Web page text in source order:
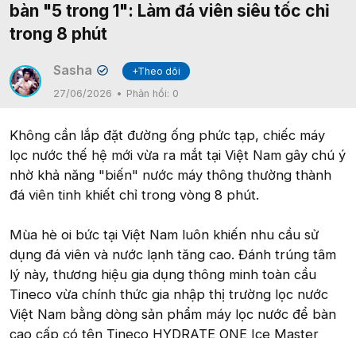
bàn "5 trong 1": Làm đá viên siêu tốc chỉ
trong 8 phút
Sasha ✔
+Theo dõi
27/06/2026
Phản hồi: 0
Không cần lắp đặt đường ống phức tạp, chiếc máy
lọc nước thế hệ mới vừa ra mắt tại Việt Nam gây chú ý
nhờ khả năng "biến" nước máy thông thường thành
đá viên tinh khiết chỉ trong vòng 8 phút.
Mùa hè oi bức tại Việt Nam luôn khiến nhu cầu sử
dụng đá viên và nước lạnh tăng cao. Đánh trúng tâm
lý này, thương hiệu gia dụng thông minh toàn cầu
Tineco vừa chính thức gia nhập thị trường lọc nước
Việt Nam bằng dòng sản phẩm máy lọc nước để bàn
cao cấp có tên Tineco HYDRATE ONE Ice Master